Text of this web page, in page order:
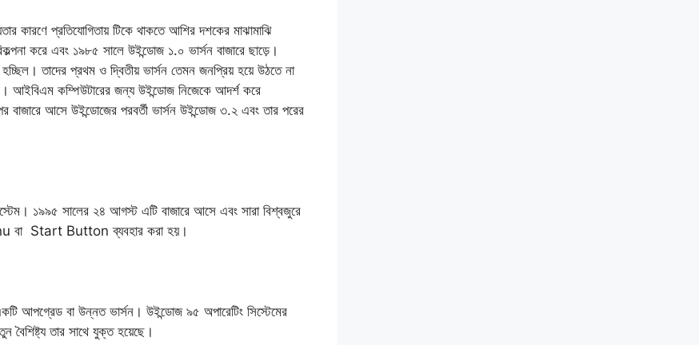
কারণে প্রতিযোগিতায় টিকে থাকতে আশির দশকের মাঝামাঝি
করে এবং ১৯৮৫ সালে উইন্ডোজ ১.০ ভার্সন বাজারে ছাড়ে।
তাদের প্রথম ও দ্বিতীয় ভার্সন তেমন জনপ্রিয় হয়ে উঠতে না
আইবিএম কম্পিউটারের জন্য উইন্ডোজ নিজেকে আদর্শ করে
আসে উইন্ডোজের পরবর্তী ভার্সন উইন্ডোজ ৩.২ এবং তার পরের
১৯৯৫ সালের ২৪ আগস্ট এটি বাজারে আসে এবং সারা বিশ্বজুরে
বা Start Button ব্যবহার করা হয়।
আপগ্রেড বা উন্নত ভার্সন। উইন্ডোজ ৯৫ অপারেটিং সিস্টেমের
তার সাথে যুক্ত হয়েছে।